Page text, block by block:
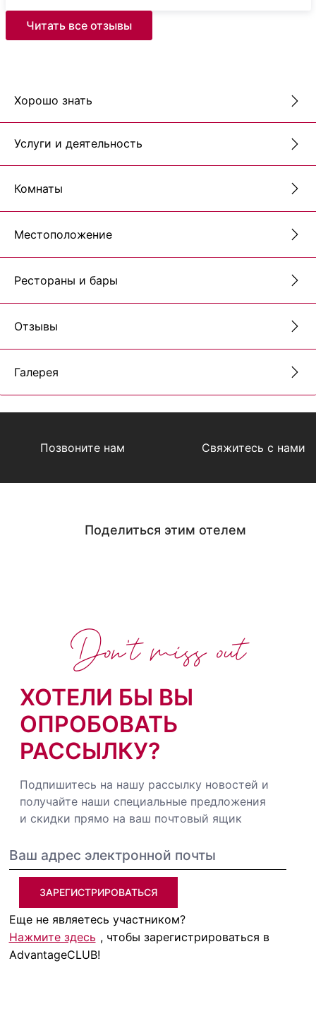
Читать все отзывы
Хорошо знать
Услуги и деятельность
Комнаты
Местоположение
Рестораны и бары
Отзывы
Галерея
Позвоните нам Свяжитесь с нами
Поделиться этим отелем
ХОТЕЛИ БЫ ВЫ
ОПРОБОВАТЬ
РАССЫЛКУ?
Подпишитесь на нашу рассылку новостей и
получайте наши специальные предложения
и скидки прямо на ваш почтовый ящик
ЗАРЕГИСТРИРОВАТЬСЯ
Еще не являетесь участником?
Нажмите здесь , чтобы зарегистрироваться в
AdvantageCLUB!
Don't miss out